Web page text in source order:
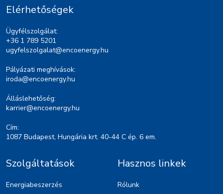
Elérhetőségek
Ügyfélszolgálat:
+36 1 789 5201
ugyfelszolgalat@encoenergy.hu
Pályázati meghívások:
iroda@encoenergy.hu
Álláslehetőség:
karrier@encoenergy.hu
Cím:
1087 Budapest, Hungária krt. 40-44 C ép. 6 em.
Szolgáltatások
Energiabeszerzés
Hasznos linkek
Rólunk